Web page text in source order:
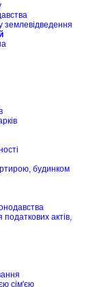
будинком
актів,
сім'єю